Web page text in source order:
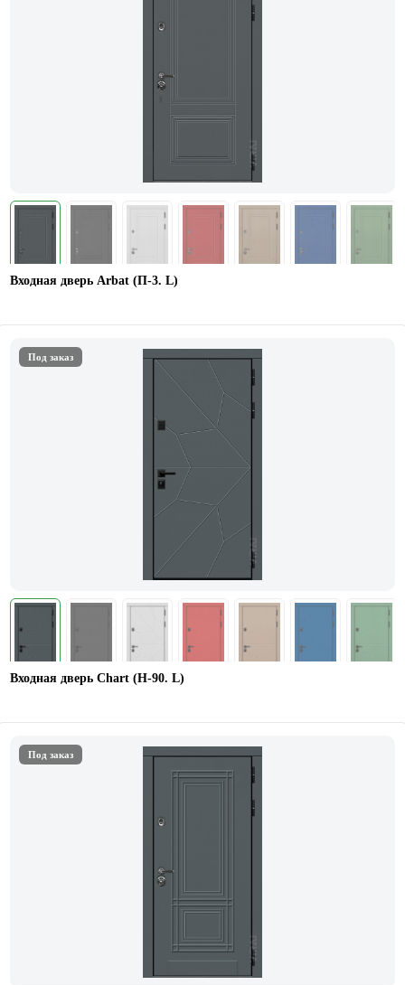
Входная дверь Arbat (П-3. L)
Под заказ
Входная дверь Chart (Н-90. L)
Под заказ